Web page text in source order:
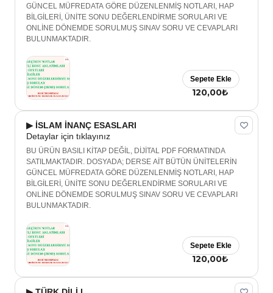
GÜNCEL MÜFREDATA GÖRE DÜZENLENMİŞ NOTLARI, HAP
BİLGİLERİ, ÜNİTE SONU DEĞERLENDİRME SORULARI VE
ONLİNE DÖNEMDE SORULMUŞ SINAV SORU VE CEVAPLARI
BULUNMAKTADIR.
120,00₺
Sepete Ekle
▶ İSLAM İNANÇ ESASLARI
Detaylar için tıklayınız
BU ÜRÜN BASILI KİTAP DEĞİL, DİJİTAL PDF FORMATINDA
SATILMAKTADIR. DOSYADA; DERSE AİT BÜTÜN ÜNİTELERİN
GÜNCEL MÜFREDATA GÖRE DÜZENLENMİŞ NOTLARI, HAP
BİLGİLERİ, ÜNİTE SONU DEĞERLENDİRME SORULARI VE
ONLİNE DÖNEMDE SORULMUŞ SINAV SORU VE CEVAPLARI
BULUNMAKTADIR.
120,00₺
Sepete Ekle